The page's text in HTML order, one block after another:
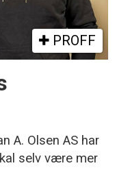
PROFF
A. Olsen AS har
selv være mer